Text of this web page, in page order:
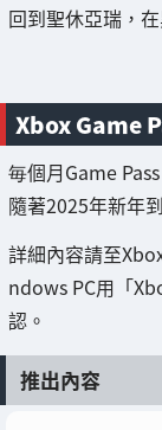
回到聖休亞瑞，
Xbox Game
毎個月Game
隨著2025年新年
詳細內容請至
ndows PC用「
認。
推出內容